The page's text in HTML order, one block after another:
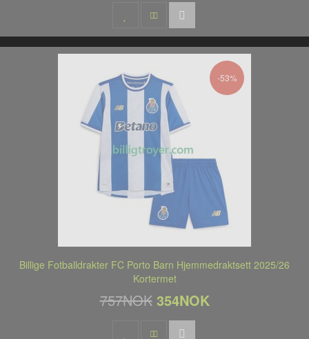
-53%
Billige Fotballdrakter FC Porto Barn Hjemmedraktsett 2025/26
Kortermet
757NOK 354NOK